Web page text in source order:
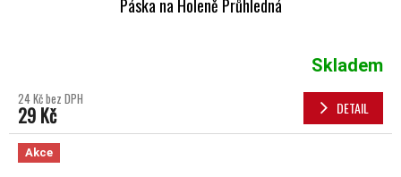
Páska na Holeně Průhledná
Skladem
24 Kč bez DPH
29 Kč DETAIL
Akce